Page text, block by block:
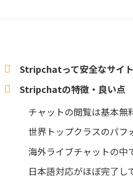
Stripchatって安全なサイ
Stripchatの特徴・良い点
チャットの閲覧は基本無
世界トップクラスのパフ
海外ライブチャットの中
日本語対応がほぼ完了し